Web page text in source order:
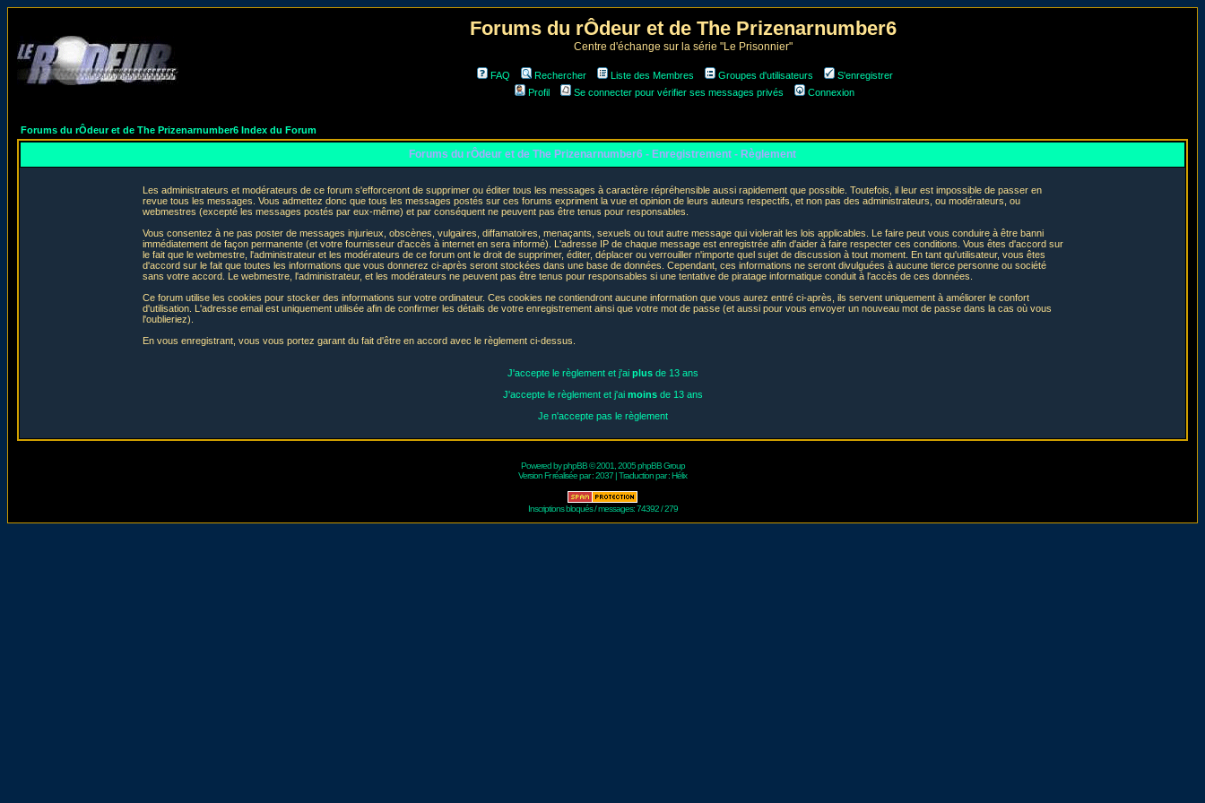
Forums du rÔdeur et de The Prizenarnumber6
Centre d'échange sur la série "Le Prisonnier"
FAQ Rechercher Liste des Membres Groupes d'utilisateurs
S'enregistrer
Profil
Se connecter pour vérifier ses messages privés Connexion
Forums du rÔdeur et de The Prizenarnumber6 Index du Forum
Forums du rÔdeur et de The Prizenarnumber6 - Enregistrement - Règlement
Les administrateurs et modérateurs de ce forum s'efforceront de supprimer ou éditer tous les messages à caractère répréhensible aussi rapidement que possible. Toutefois, il leur est impossible de passer en
revue tous les messages. Vous admettez donc que tous les messages postés sur ces forums expriment la vue et opinion de leurs auteurs respectifs, et non pas des administrateurs, ou modérateurs, ou
webmestres (excepté les messages postés par eux-même) et par conséquent ne peuvent pas être tenus pour responsables.
Vous consentez à ne pas poster de messages injurieux, obscènes, vulgaires, diffamatoires, menaçants, sexuels ou tout autre message qui violerait les lois applicables. Le faire peut vous conduire à être banni
immédiatement de façon permanente (et votre fournisseur d'accès à internet en sera informé). L'adresse IP de chaque message est enregistrée afin d'aider à faire respecter ces conditions. Vous êtes d'accord sur
le fait que le webmestre, l'administrateur et les modérateurs de ce forum ont le droit de supprimer, éditer, déplacer ou verrouiller n'importe quel sujet de discussion à tout moment. En tant qu'utilisateur, vous êtes
d'accord sur le fait que toutes les informations que vous donnerez ci-après seront stockées dans une base de données. Cependant, ces informations ne seront divulguées à aucune tierce personne ou société
sans votre accord. Le webmestre, l'administrateur, et les modérateurs ne peuvent pas être tenus pour responsables si une tentative de piratage informatique conduit à l'accès de ces données.
Ce forum utilise les cookies pour stocker des informations sur votre ordinateur. Ces cookies ne contiendront aucune information que vous aurez entré ci-après, ils servent uniquement à améliorer le confort
d'utilisation. L'adresse email est uniquement utilisée afin de confirmer les détails de votre enregistrement ainsi que votre mot de passe (et aussi pour vous envoyer un nouveau mot de passe dans la cas où vous
l'oublieriez).
En vous enregistrant, vous vous portez garant du fait d'être en accord avec le règlement ci-dessus.
J'accepte le règlement et j'ai plusde 13 ans
J'accepte le règlement et j'ai moinsde 13 ans
Je n'accepte pas le règlement
Powered byphpBB© 2001, 2005 phpBB Group
Version Fr réalisée par :2037 | Traduction par :Hélix
Inscriptions bloqués / messages: 74392 / 279